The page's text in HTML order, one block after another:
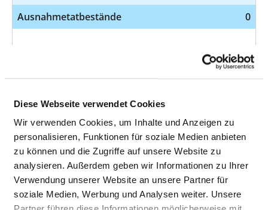
Diese Webseite verwendet Cookies
Wir verwenden Cookies, um Inhalte und Anzeigen zu
personalisieren, Funktionen für soziale Medien anbieten
zu können und die Zugriffe auf unsere Website zu
analysieren. Außerdem geben wir Informationen zu Ihrer
Verwendung unserer Website an unsere Partner für
soziale Medien, Werbung und Analysen weiter. Unsere
Ausnahmetatbestände 0
WERT
Pflegesensitiver Bereich
Innere Medizin,
Station
Station 2
Schicht
Nachtschicht
Monatsbezogener
Erfüllungsgrad
100,00 %
Ausnahmetatbestände